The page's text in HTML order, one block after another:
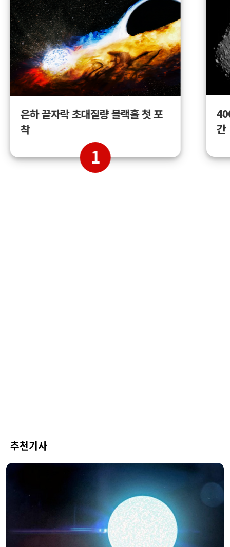
은하 끝자락 초대질량 블랙홀 첫 포
착
1
간
추천기사